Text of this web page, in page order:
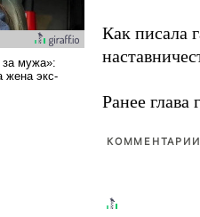
Как писала
Ранее глава